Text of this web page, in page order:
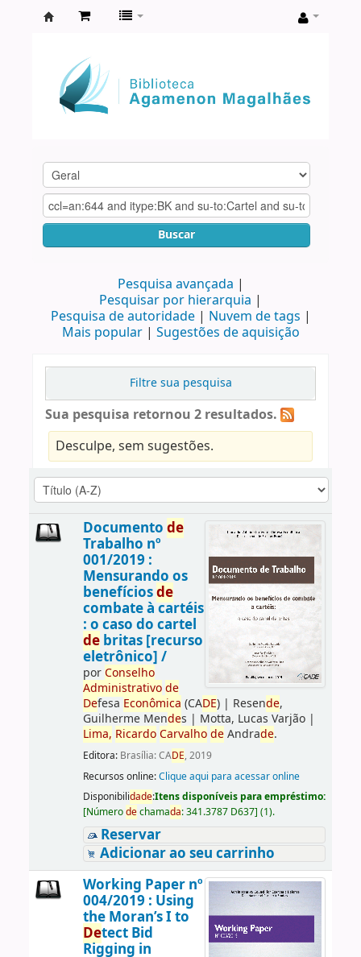
Agamenon
Magalhães
Buscar
Pesquisa avançada
Pesquisar por hierarquia
Pesquisa de autoridade
Nuvem de tags
Mais popular
Sugestões de aquisição
Filtre sua pesquisa
Sua pesquisa retornou 2 resultados.
Desculpe, sem sugestões.
Documento de
Trabalho nº
001/2019 :
Mensurando os
benefíciosde
combate à cartéis
: o caso do cartel
debritas [recurso
eletrônico] /
porConselho
Administrativo de
Defesa Econômica (CADE)| Resende,
Guilherme Mendes | Motta, Lucas Varjão|
Lima, Ricardo Carvalho deAndrade.
Editora: Brasília: CADE, 2019
Recursos online:Clique aqui para acessar online
Disponibilidade:Itens disponíveis para empréstimo:
[Númerodechamada:341.3787 D637] (1).
Reservar
Adicionar ao seu carrinho
Working Paper nº
004/2019 : Using
the Moran’s I to
Detect Bid
Rigging in